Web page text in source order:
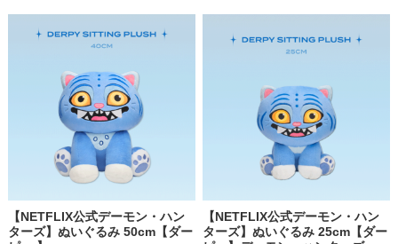
【NETFLIX公式デーモン・ハン
ターズ】ぬいぐるみ 50cm【ダー
【NETFLIX公式デーモン・ハン
ターズ】ぬいぐるみ 25cm【ダー